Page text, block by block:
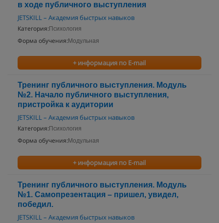
в ходе публичного выступления
JETSKILL – Академия быстрых навыков
Категория: Психология
Форма обучения: Модульная
+ информация по E-mail
Тренинг публичного выступления. Модуль
№2. Начало публичного выступления,
пристройка к аудитории
JETSKILL – Академия быстрых навыков
Категория: Психология
Форма обучения: Модульная
+ информация по E-mail
Тренинг публичного выступления. Модуль
№1. Самопрезентация – пришел, увидел,
победил.
JETSKILL – Академия быстрых навыков